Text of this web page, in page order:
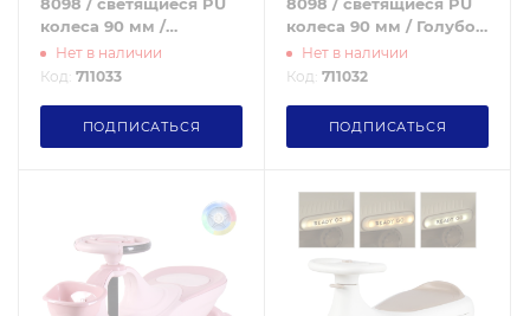
8098 / светящиеся PU
колеса 90 мм /
Розовый / уп4
Нет в наличии
Код: 711033
ПОДПИСАТЬСЯ
8098 / светящиеся PU
колеса 90 мм / Голубой
/ уп4
Нет в наличии
Код: 711032
ПОДПИСАТЬСЯ